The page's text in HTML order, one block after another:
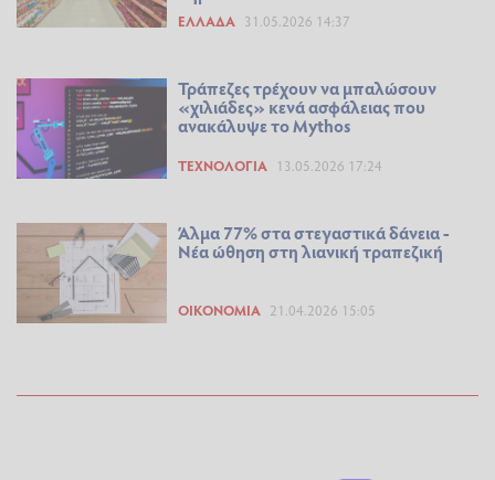
ΕΛΛΆΔΑ 31.05.2026 14:37
Τράπεζες τρέχουν να μπαλώσουν
«χιλιάδες» κενά ασφάλειας που
ανακάλυψε το Mythos
ΤΕΧΝΟΛΟΓΊΑ 13.05.2026 17:24
Άλμα 77% στα στεγαστικά δάνεια -
Νέα ώθηση στη λιανική τραπεζική
ΟΙΚΟΝΟΜΊΑ 21.04.2026 15:05